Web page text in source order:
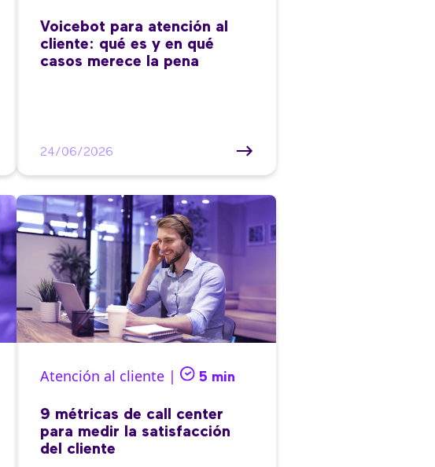
Voicebot para atención al
cliente: qué es y en qué
casos merece la pena
24/06/2026
Atención al cliente | 5 min
9 métricas de call center
para medir la satisfacción
del cliente